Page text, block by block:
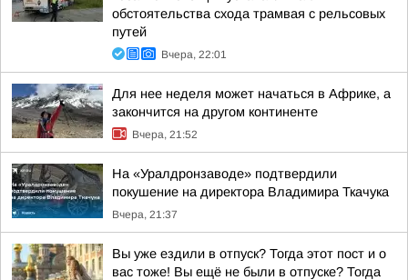
обстоятельства схода трамвая с рельсовых
путей
Вчера, 22:01
Для нее неделя может начаться в Африке, а
закончится на другом континенте
Вчера, 21:52
На «Уралдронзаводе» подтвердили
покушение на директора Владимира Ткачука
Вчера, 21:37
Вы уже ездили в отпуск? Тогда этот пост и о
вас тоже! Вы ещё не были в отпуске? Тогда